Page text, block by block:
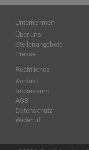
Unternehmen
Über uns
Stellenangebote
Presse
Rechtliches
Kontakt
Impressum
AGB
Datenschutz
Widerruf